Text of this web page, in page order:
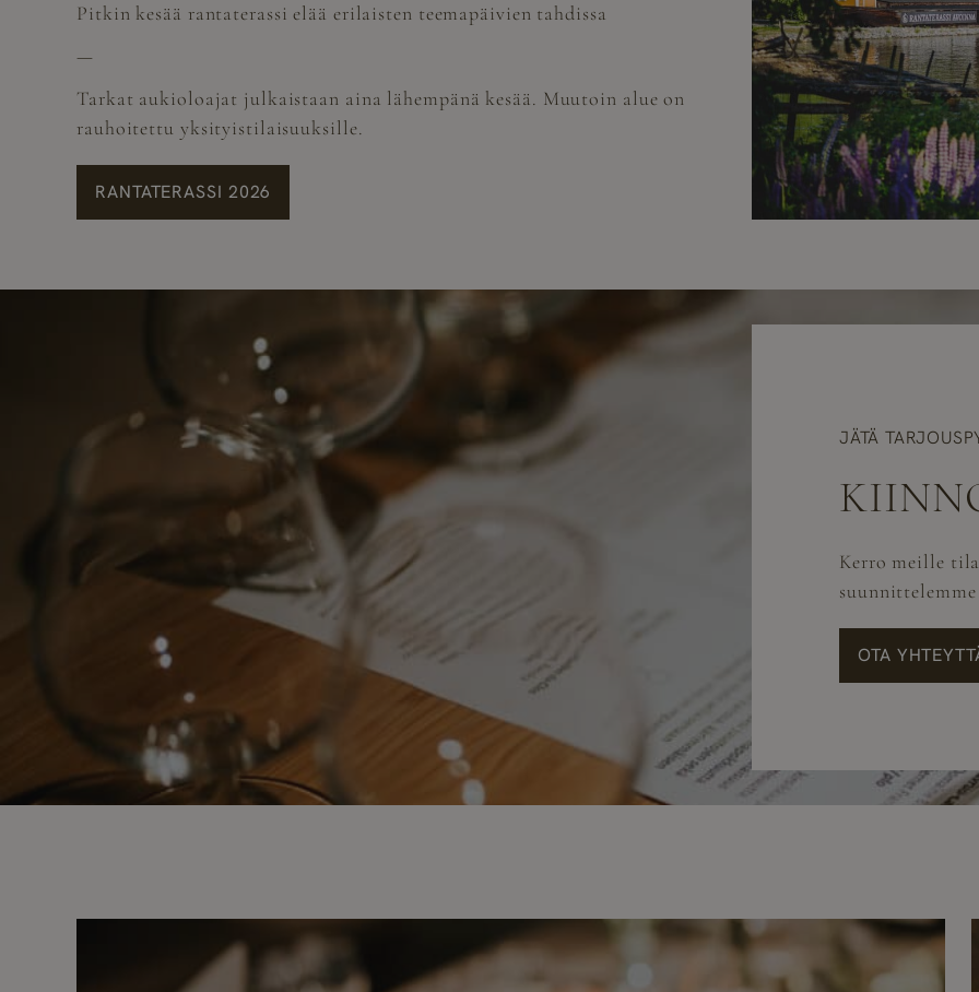
Pitkin kesää rantaterassi elää erilaisten teemapäivien tahdissa
—
Tarkat aukioloajat julkaistaan aina lähempänä kesää. Muutoin alue on
rauhoitettu yksityistilaisuuksille.
RANTATERASSI 2026
JÄTÄ
Kerro meille
OTA